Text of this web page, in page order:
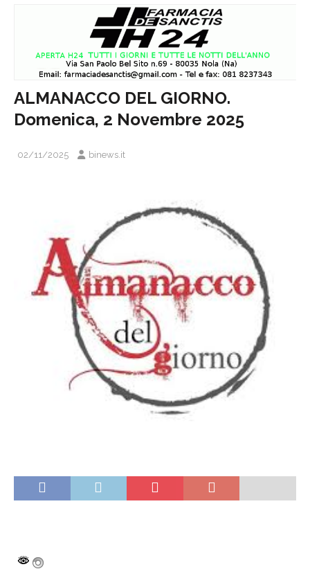
ALMANACCO DEL GIORNO.
Domenica, 2 Novembre 2025
02/11/2025 binews.it